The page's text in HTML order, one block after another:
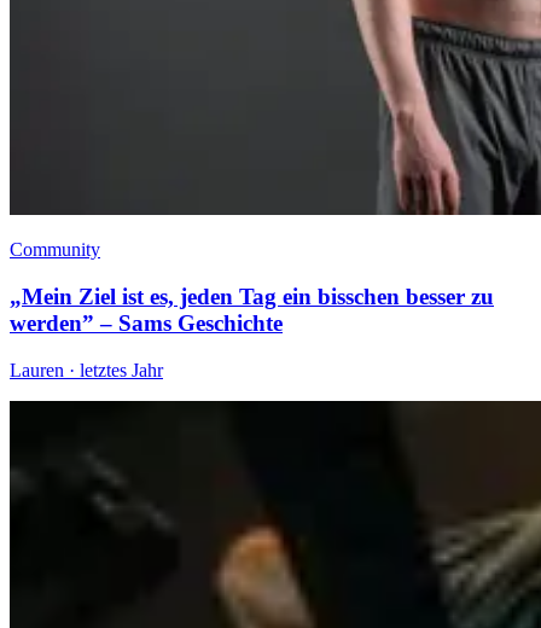
Community
„Mein Ziel ist es, jeden Tag ein bisschen besser zu
werden” – Sams Geschichte
Lauren · letztes Jahr